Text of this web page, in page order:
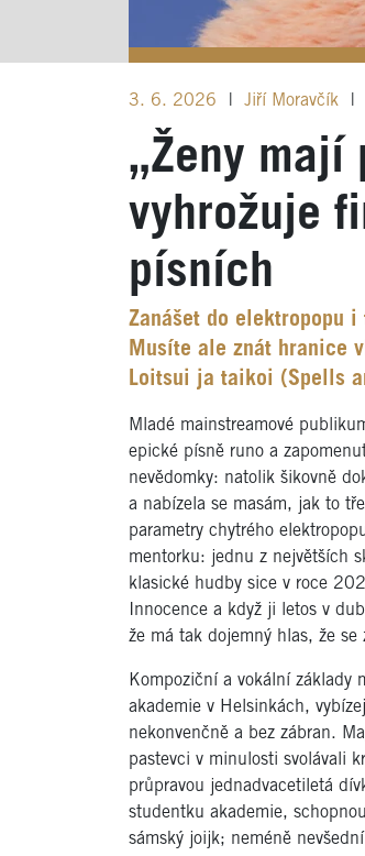
3. 6. 2026 Jiří Moravčík
„Ženy mají
vyhrožuje
písních
Zanášet do elektropopu
Musíte ale znát hranice
Loitsui ja taikoi (Spells
Mladé mainstreamové
epické písně runo a
nevědomky: natolik šikovně
a nabízela se masám, jak to
parametry chytrého
mentorku: jednu z největších
klasické hudby sice v roce
Innocence a když ji letos v
že má tak dojemný hlas, že
Kompoziční a vokální základy
akademie v Helsinkách,
nekonvenčně a bez zábran.
pastevci v minulosti svolávali
průpravou jednadvacetiletá
studentku akademie,
sámský joijk; neméně